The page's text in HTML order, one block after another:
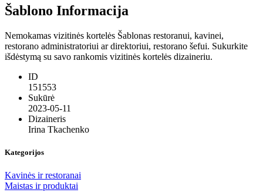
Šablono Informacija
Nemokamas vizitinės kortelės Šablonas restoranui, kavinei,
restorano administratoriui ar direktoriui, restorano šefui. Sukurkite
išdėstymą su savo rankomis vizitinės kortelės dizaineriu.
ID
151553
Sukūrė
2023-05-11
Dizaineris
Irina Tkachenko
Kategorijos
Kavinės ir restoranai
Maistas ir produktai